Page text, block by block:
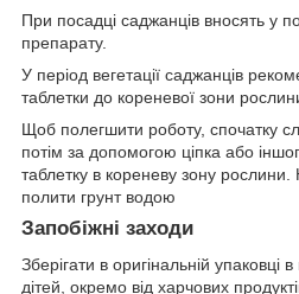
При посадці саджанців вносять у
препарату.
У період вегетації саджанців
таблетки до кореневої зони
Щоб полегшити роботу, спочатку
потім за допомогою ціпка або
таблетку в кореневу зону рослини.
полити грунт водою
Запобіжні заходи
Зберігати в оригінальній упаковці
дітей, окремо від харчових